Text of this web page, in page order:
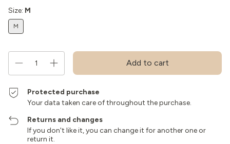
Size: M
M
Protected purchase
Your data taken care of throughout the purchase.
Returns and changes
If you don't like it, you can change it for another one or
return it.